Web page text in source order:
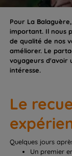
Pour La
important. Il nous
de qualité de nos
améliorer. Le
voyageurs d'avoir
intéresse.
Le
Quelques jours
Un premier